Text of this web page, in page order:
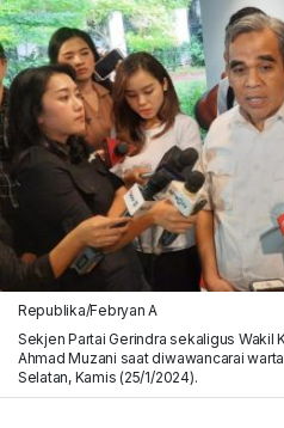
Republika/Febryan A
Sekjen Partai Gerindra sekaligus Wakil
Ahmad Muzani saat diwawancarai
Selatan, Kamis (25/1/2024).